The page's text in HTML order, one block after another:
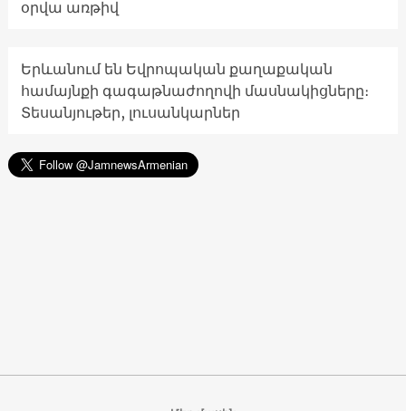
օրվա առթիվ
Երևանում են Եվրոպական քաղաքական
համայնքի գագաթնաժողովի մասնակիցները։
Տեսանյութեր, լուսանկարներ